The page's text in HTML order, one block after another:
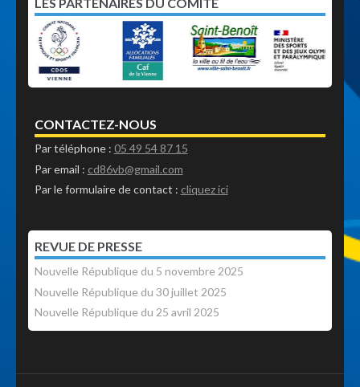
CONTACTEZ-NOUS
Par téléphone : 05 49 54 87 15
Par email : cd86vb@gmail.com
Par le formulaire de contact : cliquez ici
REVUE DE PRESSE
Nouvelle République du 5 novembre 2025
Nouvelle République du 30 juillet 2025
Nouvelle République du 25 avril 2025